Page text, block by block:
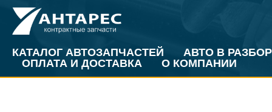
КАТАЛОГ АВТОЗАПЧАСТЕЙ
АВТО В РАЗБОР
ОПЛАТА И ДОСТАВКА
О КОМПАНИИ